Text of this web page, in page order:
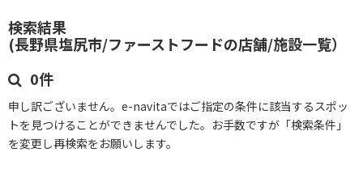
検索結果
(長野県塩尻市/ファーストフードの店舗/施設一覧）
0件
申し訳ございません。e-navitaではご指定の条件に該当するスポッ
トを見つけることができませんでした。お手数ですが「検索条件」
を変更し再検索をお願いします。